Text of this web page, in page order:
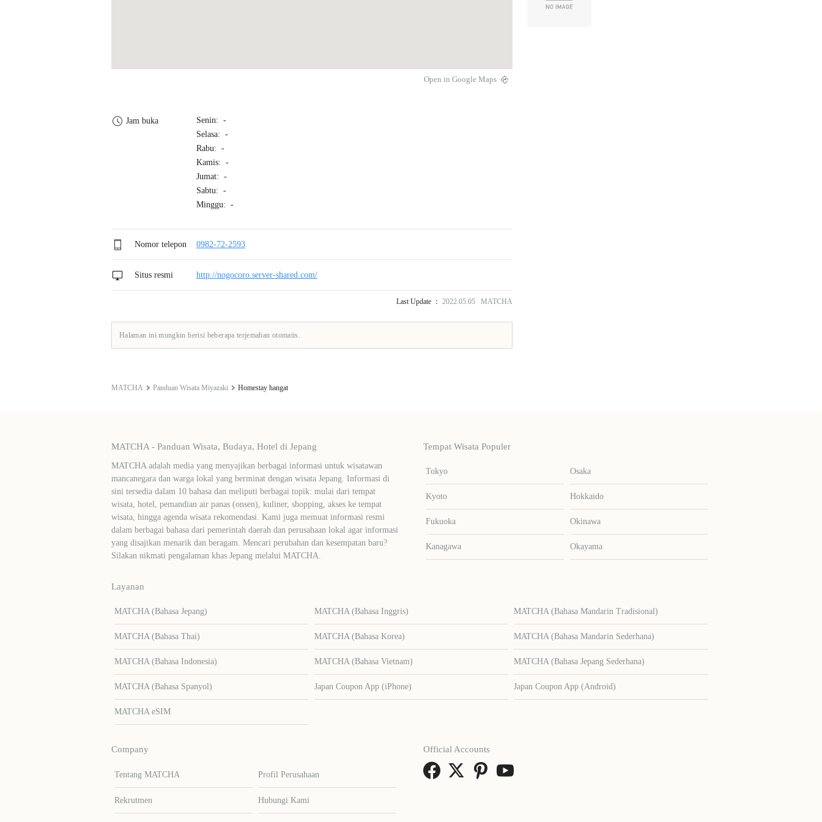
Open in Google Maps
Jam buka
Senin: -
Selasa: -
Rabu: -
Kamis: -
Jumat: -
Sabtu: -
Minggu: -
Nomor telepon 0982-72-2593
Situs resmi http://nogocoro.server-shared.com/
Last Update ： 2022.05.05 MATCHA
Halaman ini mungkin berisi beberapa terjemahan otomatis.
MATCHA Panduan Wisata Miyazaki Homestay hangat
MATCHA - Panduan Wisata, Budaya, Hotel di Jepang
MATCHA adalah media yang menyajikan berbagai informasi untuk wisatawan
mancanegara dan warga lokal yang berminat dengan wisata Jepang. Informasi di
sini tersedia dalam 10 bahasa dan meliputi berbagai topik: mulai dari tempat
wisata, hotel, pemandian air panas (onsen), kuliner, shopping, akses ke tempat
wisata, hingga agenda wisata rekomendasi. Kami juga memuat informasi resmi
dalam berbagai bahasa dari pemerintah daerah dan perusahaan lokal agar informasi
yang disajikan menarik dan beragam. Mencari perubahan dan kesempatan baru?
Silakan nikmati pengalaman khas Jepang melalui MATCHA.
Tempat Wisata Populer
Tokyo Osaka
Kyoto Hokkaido
Fukuoka Okinawa
Kanagawa Okayama
Layanan
MATCHA (Bahasa Jepang) MATCHA (Bahasa Inggris) MATCHA (Bahasa Mandarin Tradisional)
MATCHA (Bahasa Thai) MATCHA (Bahasa Korea) MATCHA (Bahasa Mandarin Sederhana)
MATCHA (Bahasa Indonesia) MATCHA (Bahasa Vietnam) MATCHA (Bahasa Jepang Sederhana)
MATCHA (Bahasa Spanyol) Japan Coupon App (iPhone) Japan Coupon App (Android)
MATCHA eSIM
Company
Tentang MATCHA Profil Perusahaan
Rekrutmen Hubungi Kami
Official Accounts